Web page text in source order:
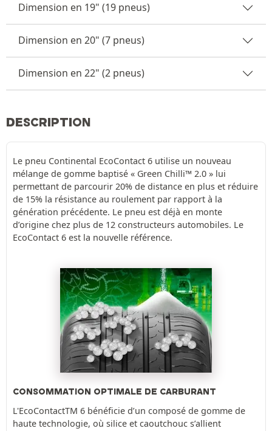
Dimension en 19" (19 pneus)
Dimension en 20" (7 pneus)
Dimension en 22" (2 pneus)
DESCRIPTION
Le pneu Continental EcoContact 6 utilise un nouveau
mélange de gomme baptisé « Green Chilli™ 2.0 » lui
permettant de parcourir 20% de distance en plus et réduire
de 15% la résistance au roulement par rapport à la
génération précédente. Le pneu est déjà en monte
d’origine chez plus de 12 constructeurs automobiles. Le
EcoContact 6 est la nouvelle référence.
CONSOMMATION OPTIMALE DE CARBURANT
L'EcoContactTM 6 bénéficie d’un composé de gomme de
haute technologie, où silice et caoutchouc s’allient